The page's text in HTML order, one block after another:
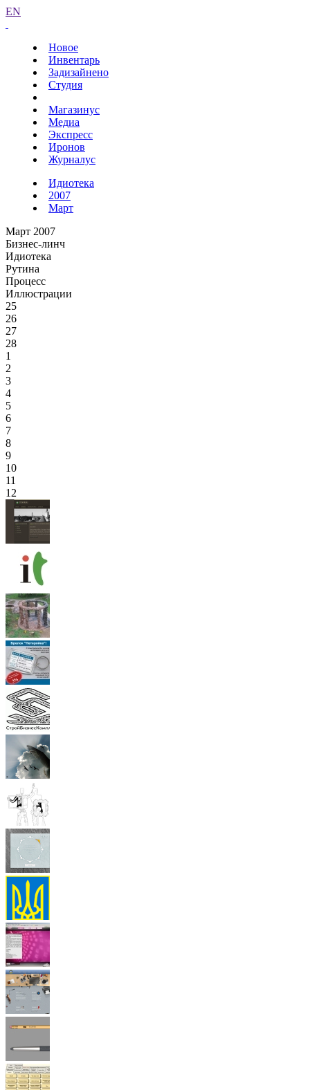
EN
Новое
Инвентарь
Задизайнено
Студия
Магазинус
Медиа
Экспресс
Иронов
Журналус
Идиотека
2007
Март
Март 2007
Бизнес-линч
Идиотека
Рутина
Процесс
Иллюстрации
25
26
27
28
1
2
3
4
5
6
7
8
9
10
11
12